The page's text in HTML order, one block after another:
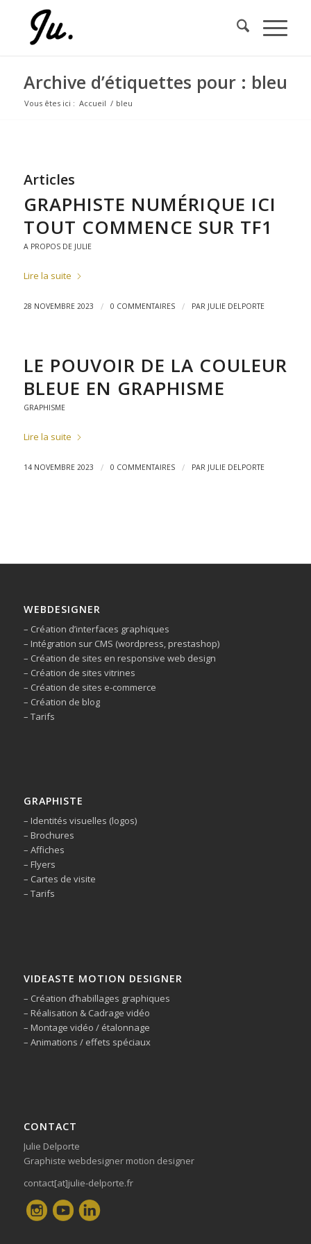
Archive d’étiquettes pour : bleu
Vous êtes ici : Accueil / bleu
Articles
GRAPHISTE NUMÉRIQUE ICI
TOUT COMMENCE SUR TF1
A PROPOS DE JULIE
Lire la suite
28 NOVEMBRE 2023 / 0 COMMENTAIRES / PAR JULIE DELPORTE
LE POUVOIR DE LA COULEUR
BLEUE EN GRAPHISME
GRAPHISME
Lire la suite
14 NOVEMBRE 2023 / 0 COMMENTAIRES / PAR JULIE DELPORTE
WEBDESIGNER
– Création d’interfaces graphiques
– Intégration sur CMS (wordpress, prestashop)
– Création de sites en responsive web design
– Création de sites vitrines
– Création de sites e-commerce
– Création de blog
– Tarifs
GRAPHISTE
– Identités visuelles (logos)
– Brochures
– Affiches
– Flyers
– Cartes de visite
– Tarifs
VIDEASTE MOTION DESIGNER
– Création d’habillages graphiques
– Réalisation & Cadrage vidéo
– Montage vidéo / étalonnage
– Animations / effets spéciaux
CONTACT
Julie Delporte
Graphiste webdesigner motion designer
contact[at]julie-delporte.fr